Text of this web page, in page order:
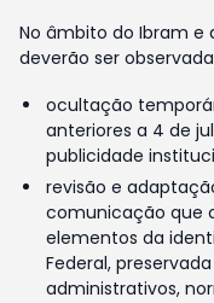
No âmbito do Ibram e
deverão ser
ocultação
anteriores a 4 de
publicidade
revisão e
comunicação que
elementos da
Federal,
administrativos,